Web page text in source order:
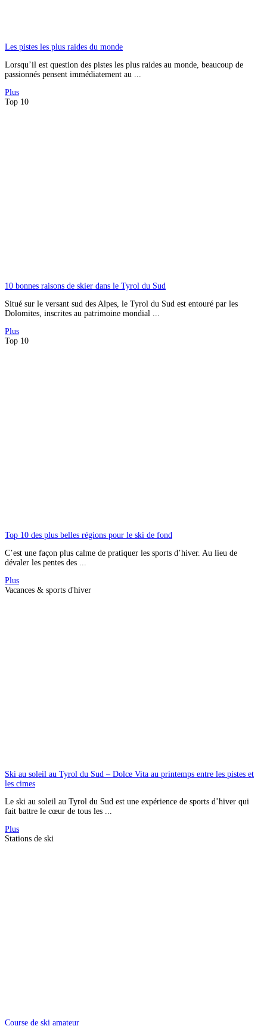
Les pistes les plus raides du monde
Lorsqu’il est question des pistes les plus raides au monde, beaucoup de
passionnés pensent immédiatement au ...
Plus
Top 10
10 bonnes raisons de skier dans le Tyrol du Sud
Situé sur le versant sud des Alpes, le Tyrol du Sud est entouré par les
Dolomites, inscrites au patrimoine mondial ...
Plus
Top 10
Top 10 des plus belles régions pour le ski de fond
C’est une façon plus calme de pratiquer les sports d’hiver. Au lieu de
dévaler les pentes des ...
Plus
Vacances & sports d'hiver
Ski au soleil au Tyrol du Sud – Dolce Vita au printemps entre les pistes et
les cimes
Le ski au soleil au Tyrol du Sud est une expérience de sports d’hiver qui
fait battre le cœur de tous les ...
Plus
Stations de ski
Course de ski amateur